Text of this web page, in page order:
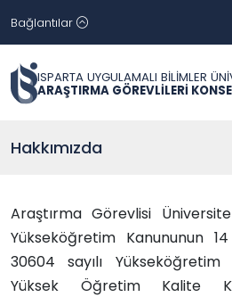
Bağlantılar
ISPARTA UYGULAMALI BİLİMLER
ARAŞTIRMA GÖREVLİLERİ
Hakkımızda
Araştırma Görevlisi
Yükseköğretim Kanununun
30604 sayılı
Yüksek Öğretim Kalite